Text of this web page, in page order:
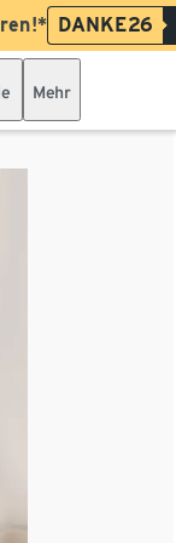
DANKE26
Mehr